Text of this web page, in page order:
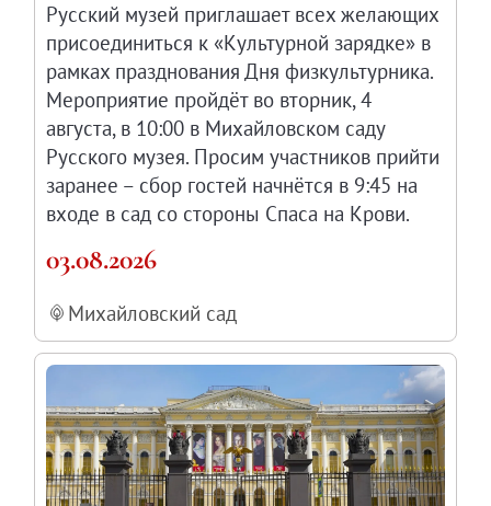
Социально-культурные проекты
Для СМИ
О Музее
О музее
Генеральный директор
Дирекция
Дворцы и сады
Михайловский дворец
Михайловский (Инженерный) замок
Мраморный дворец
Строгановский дворец
Домик Петра I
Летний дворец Петра I
Летний сад
Русский музей приглашает всех желающих
присоединиться к «Культурной зарядке» в
рамках празднования Дня физкультурника.
Мероприятие пройдёт во вторник, 4
августа, в 10:00 в Михайловском саду
Русского музея. Просим участников прийти
заранее – сбор гостей начнётся в 9:45 на
входе в сад со стороны Спаса на Крови.
03.08.2026
Михайловский сад